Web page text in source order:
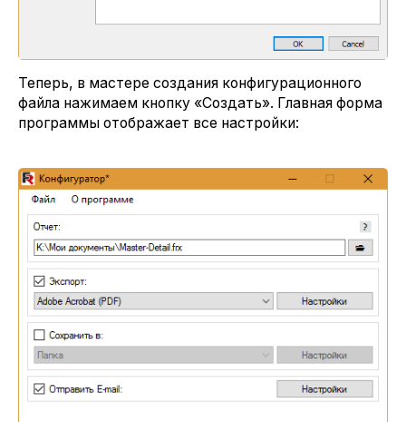
Теперь, в мастере создания конфигурационного
файла нажимаем кнопку «Создать». Главная форма
программы отображает все настройки: